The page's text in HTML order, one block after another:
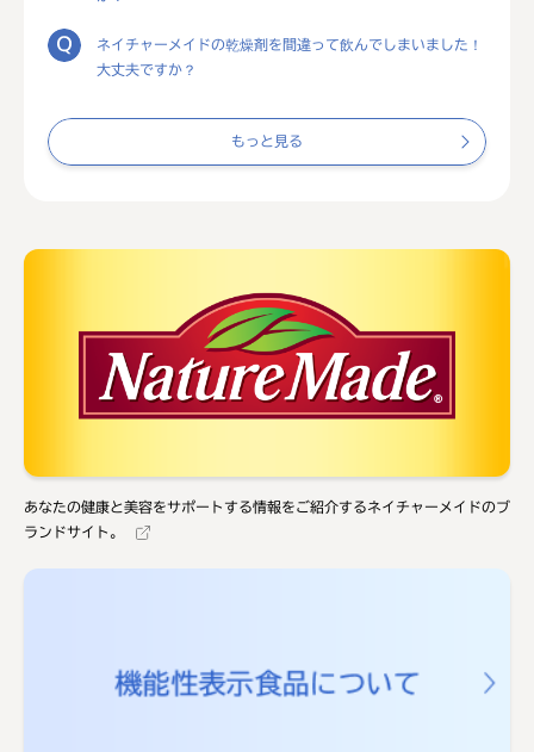
ネイチャーメイドの乾燥剤を間違って飲んでしまいました！
大丈夫ですか？
もっと見る
あなたの健康と美容をサポートする情報をご紹介するネイチャーメイドのブ
ランドサイト。